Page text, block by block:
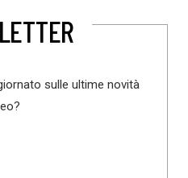
sulle ultime novità